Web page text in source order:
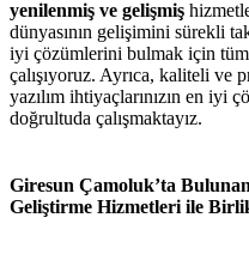
yenilenmiş ve gelişmiş
dünyasının gelişimini sürekli
iyi çözümlerini bulmak için tüm
çalışıyoruz. Ayrıca, kaliteli ve
yazılım ihtiyaçlarınızın en iyi
doğrultuda çalışmaktayız.
Giresun Çamoluk’ta
Geliştirme Hizmetleri ile